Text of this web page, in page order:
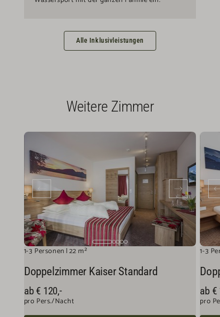
Alle Inklusivleistungen
Weitere Zimmer
1-3 Personen 22 m²
Doppelzimmer Kaiser Standard
ab € 120,-
pro Pers./Nacht
1-3
ab €
pro